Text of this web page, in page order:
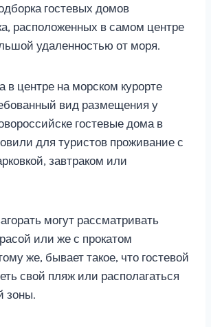
гостевых домов
расположенных в самом центре
удаленностью от моря.
в центре на морском курорте
вид размещения у
гостевые дома в
для туристов проживание с
завтраком или
могут рассматривать
или же с прокатом
же, бывает такое, что гостевой
свой пляж или располагаться
зоны.